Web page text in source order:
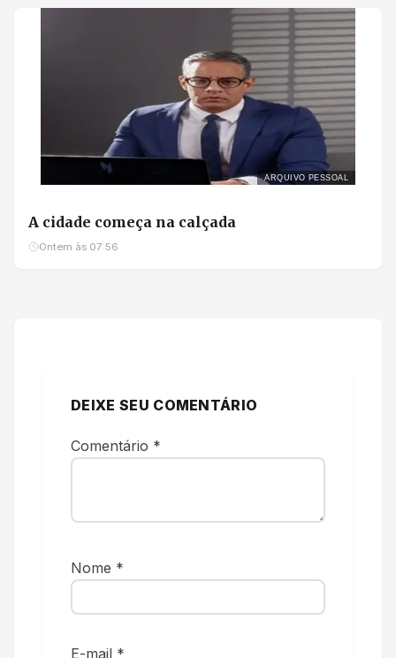
ARQUIVO PESSOAL
A cidade começa na calçada
Ontem às 07:56
DEIXE SEU COMENTÁRIO
Comentário *
Nome *
E-mail *